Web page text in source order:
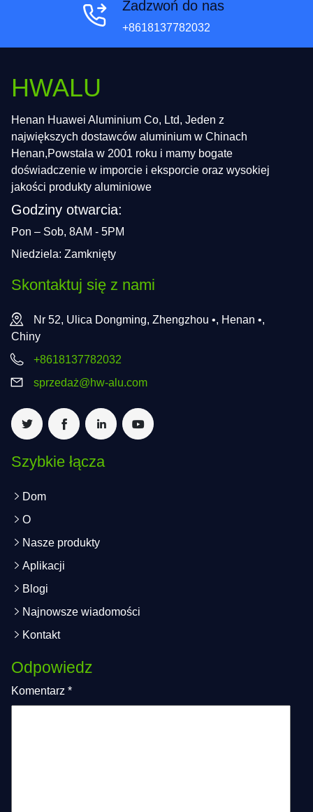
Zadzwoń do nas
+8618137782032
HWALU
Henan Huawei Aluminium Co, Ltd, Jeden z
największych dostawców aluminium w Chinach
Henan,Powstała w 2001 roku i mamy bogate
doświadczenie w imporcie i eksporcie oraz wysokiej
jakości produkty aluminiowe
Godziny otwarcia:
Pon – Sob, 8AM - 5PM
Niedziela: Zamknięty
Skontaktuj się z nami
Nr 52, Ulica Dongming, Zhengzhou •, Henan •,
Chiny
+8618137782032
sprzedaż@hw-alu.com
Szybkie łącza
Dom
O
Nasze produkty
Aplikacji
Blogi
Najnowsze wiadomości
Kontakt
Odpowiedz
Komentarz *